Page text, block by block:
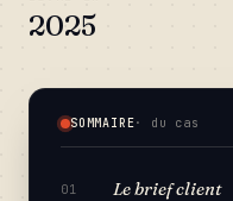
2025
SOMMAIRE· du cas
01 Le brief client